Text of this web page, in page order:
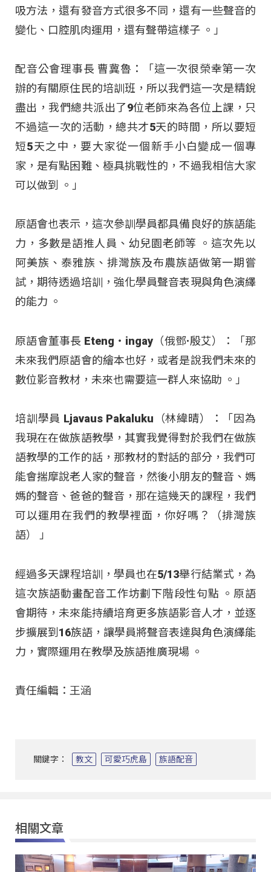
吸方法，還有發音方式很多不同，還有一些聲音的
變化、口腔肌肉運用，還有聲帶這樣子 。」
配音公會理事長 曹冀魯：「這一次很榮幸第一次
辦的有關原住民的培訓班，所以我們這一次是精銳
盡出，我們總共派出了9位老師來為各位上課，只
不過這一次的活動，總共才5天的時間，所以要短
短5天之中，要大家從一個新手小白變成一個專
家，是有點困難、極具挑戰性的，不過我相信大家
可以做到 。」
原語會也表示，這次參訓學員都具備良好的族語能
力，多數是語推人員、幼兒園老師等
。這次先以
阿美族、泰雅族、排灣族及布農族語做第一期嘗
試，期待透過培訓，強化學員聲音表現與角色演繹
的能力 。
原語會董事長 Eteng‧ingay（俄鄧·殷艾）：「那
未來我們原語會的繪本也好，或者是說我們未來的
數位影音教材，未來也需要這一群人來協助 。」
培訓學員 Ljavaus Pakaluku（林緯晴）：「因為
我現在在做族語教學，其實我覺得對於我們在做族
語教學的工作的話，那教材的對話的部分，我們可
能會揣摩說老人家的聲音，然後小朋友的聲音、媽
媽的聲音、爸爸的聲音，那在這幾天的課程，我們
可以運用在我們的教學裡面，你好嗎？（排灣族
語） 」
經過多天課程培訓，學員也在5/13舉行結業式，為
這次族語動畫配音工作坊劃下階段性句點 。原語
會期待，未來能持續培育更多族語影音人才，並逐
步擴展到16族語，讓學員將聲音表達與角色演繹能
力，實際運用在教學及族語推廣現場 。
責任編輯：王涵
關鍵字： 教文 可愛巧虎島 族語配音
相關文章